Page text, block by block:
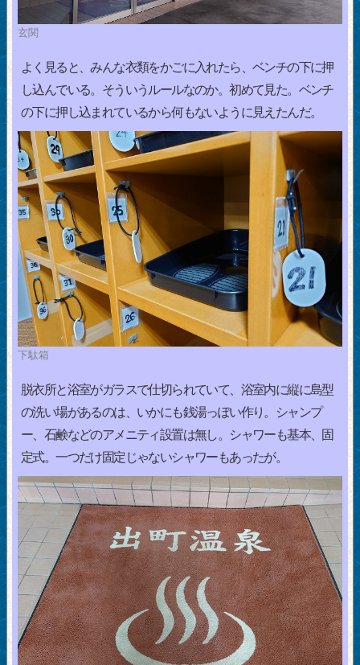
玄関
よく見ると、みんな衣類をかごに入れたら、ベンチの下に押
し込んでいる。そういうルールなのか。初めて見た。ベンチ
の下に押し込まれているから何もないように見えたんだ。
下駄箱
脱衣所と浴室がガラスで仕切られていて、浴室内に縦に島型
の洗い場があるのは、いかにも銭湯っぽい作り。シャンプ
ー、石鹸などのアメニティ設置は無し。シャワーも基本、固
定式。一つだけ固定じゃないシャワーもあったが。